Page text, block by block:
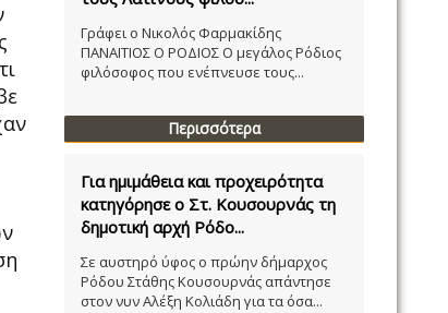
Γράφει ο Νικολός Φαρμακίδης
ΠΑΝΑΙΤΙΟΣ Ο ΡΟΔΙΟΣ Ο μεγάλος Ρόδιος
φιλόσοφος που ενέπνευσε τους...
Περισσότερα
Για ημιμάθεια και προχειρότητα
κατηγόρησε ο Στ. Κουσουρνάς τη
δημοτική αρχή Ρόδο...
Σε αυστηρό ύφος ο πρώην δήμαρχος
Ρόδου Στάθης Κουσουρνάς απάντησε
στον νυν Αλέξη Κολιάδη για τα όσα...